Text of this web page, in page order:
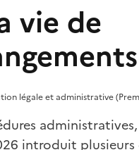
vie de
légale et administrative
introduit plusieurs